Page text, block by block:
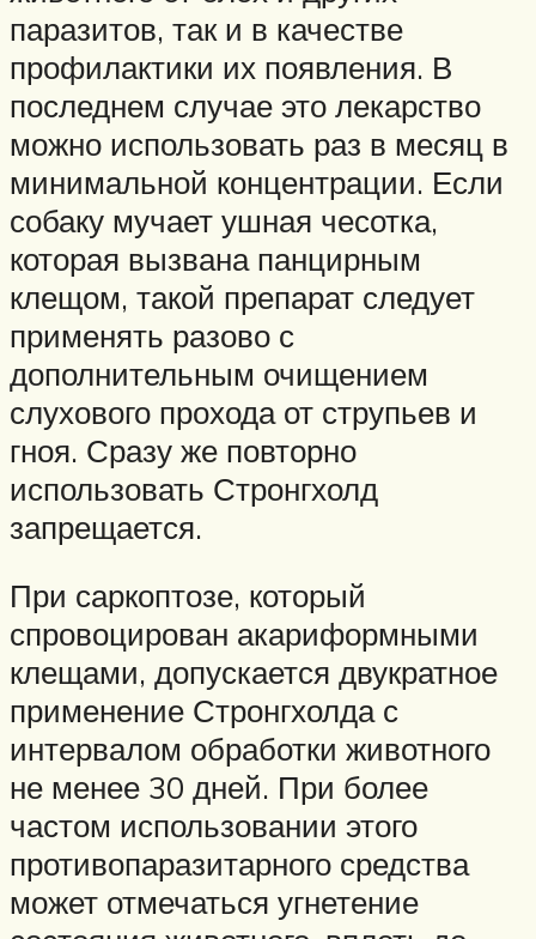
паразитов, так и в качестве
профилактики их появления. В
последнем случае это лекарство
можно использовать раз в месяц в
минимальной концентрации. Если
собаку мучает ушная чесотка,
которая вызвана панцирным
клещом, такой препарат следует
применять разово с
дополнительным очищением
слухового прохода от струпьев и
гноя. Сразу же повторно
использовать Стронгхолд
запрещается.
При саркоптозе, который
спровоцирован акариформными
клещами, допускается двукратное
применение Стронгхолда с
интервалом обработки животного
не менее 30 дней. При более
частом использовании этого
противопаразитарного средства
может отмечаться угнетение